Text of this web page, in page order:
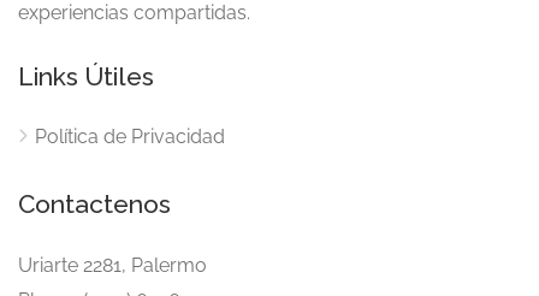
experiencias compartidas.
Links Útiles
Política de Privacidad
Contactenos
Uriarte 2281, Palermo